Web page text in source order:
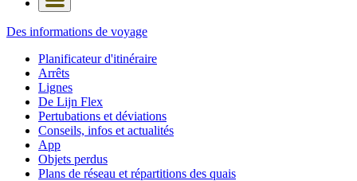
Des informations de voyage
Planificateur d'itinéraire
Arrêts
Lignes
De Lijn Flex
Pertubations et déviations
Conseils, infos et actualités
App
Objets perdus
Plans de réseau et répartitions des quais